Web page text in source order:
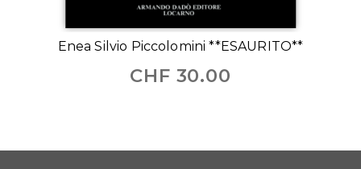
Enea Silvio Piccolomini **ESAURITO**
CHF 30.00